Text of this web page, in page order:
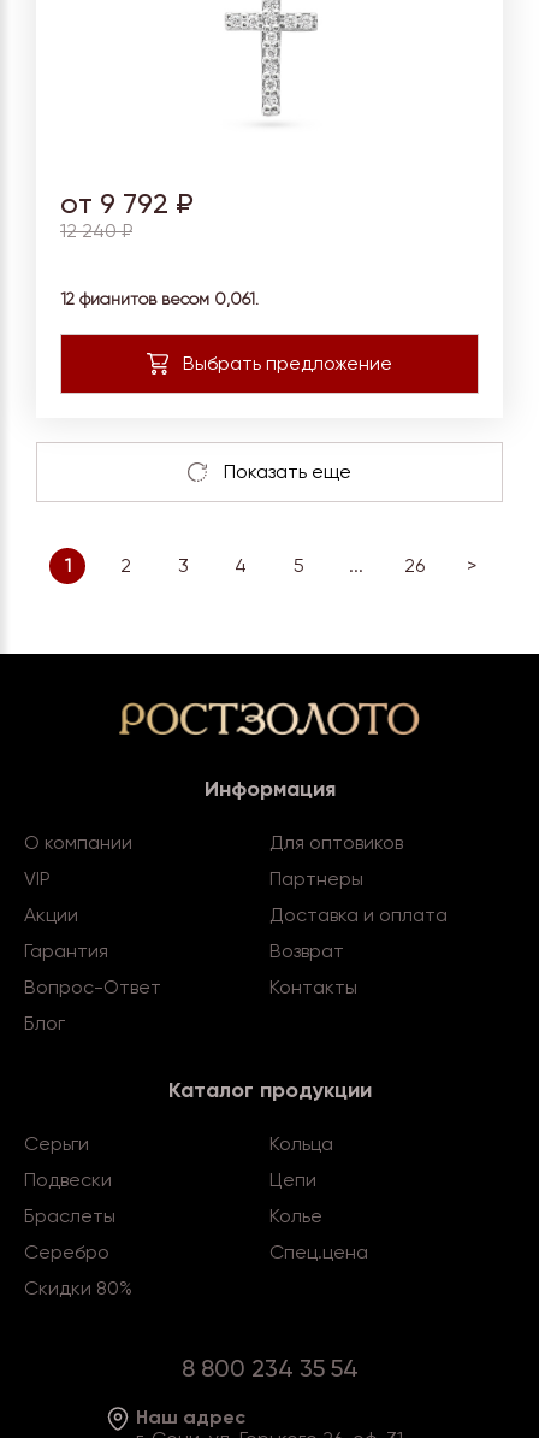
от 9 792 ₽
12 240 ₽
12 фианитов весом 0,061.
1 2 3 4 5 ... 26 >
Информация
О компании
Для оптовиков
VIP
Партнеры
Акции
Доставка и оплата
Гарантия
Возврат
Вопрос-Ответ
Контакты
Блог
Каталог продукции
Серьги
Кольца
Подвески
Цепи
Браслеты
Колье
Серебро
Спец.цена
Скидки 80%
8 800 234 35 54
Наш адрес